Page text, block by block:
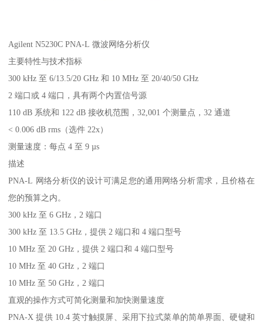
Agilent N5230C PNA-L 微波网络分析仪
主要特性与技术指标
300 kHz 至 6/13.5/20 GHz 和 10 MHz 至 20/40/50 GHz
2 端口或 4 端口，具有两个内置信号源
110 dB 系统和 122 dB 接收机范围，32,001 个测量点，32 通道
< 0.006 dB rms（选件 22x）
测量速度：每点 4 至 9 µs
描述
PNA-L 网络分析仪的设计可满足您的通用网络分析需求，且价格在
您的预算之内。
300 kHz 至 6 GHz，2 端口
300 kHz 至 13.5 GHz，提供 2 端口和 4 端口型号
10 MHz 至 20 GHz，提供 2 端口和 4 端口型号
10 MHz 至 40 GHz，2 端口
10 MHz 至 50 GHz，2 端口
直观的操作方式可简化测量和加快测量速度
PNA-X 提供 10.4 英寸触摸屏、采用下拉式菜单的简单界面、硬键和